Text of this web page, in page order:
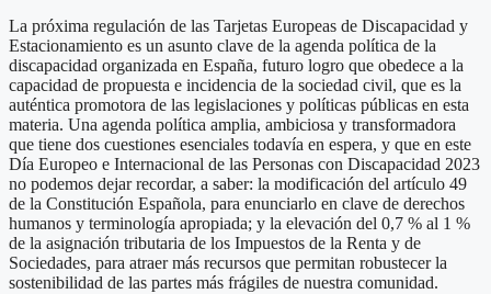
La próxima regulación de las Tarjetas Europeas de Discapacidad y
Estacionamiento es un asunto clave de la agenda política de la
discapacidad organizada en España, futuro logro que obedece a la
capacidad de propuesta e incidencia de la sociedad civil, que es la
auténtica promotora de las legislaciones y políticas públicas en esta
materia. Una agenda política amplia, ambiciosa y transformadora
que tiene dos cuestiones esenciales todavía en espera, y que en este
Día Europeo e Internacional de las Personas con Discapacidad 2023
no podemos dejar recordar, a saber: la modificación del artículo 49
de la Constitución Española, para enunciarlo en clave de derechos
humanos y terminología apropiada; y la elevación del 0,7 % al 1 %
de la asignación tributaria de los Impuestos de la Renta y de
Sociedades, para atraer más recursos que permitan robustecer la
sostenibilidad de las partes más frágiles de nuestra comunidad.